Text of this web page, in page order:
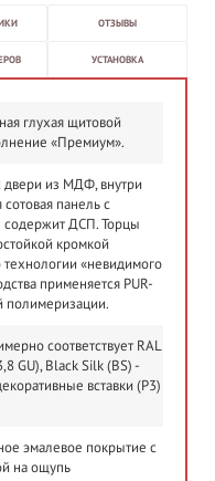
ОТЗЫВЫ
УСТАНОВКА
глухая щитовой
«Премиум».
двери из МДФ, внутри
панель с
содержит ДСП. Торцы
кромкой
«невидимого
применяется PUR-
полимеризации.
соответствует RAL
GU), Black Silk (BS) -
вставки (P3)
эмалевое покрытие c
на ощупь